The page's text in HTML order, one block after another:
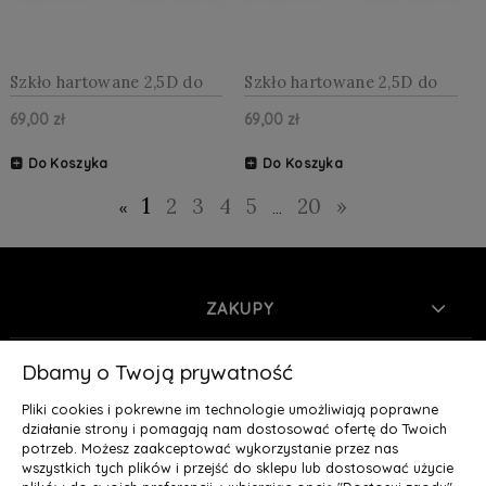
Szkło hartowane 2,5D do
Google Pixel 7 5G
69,00 zł
Do Koszyka
Szkło hartowane 2,5D do
Google Pixel 8
69,00 zł
Do Koszyka
« 1 2 3 4 5 20 »
ZAKUPY
INFORMACJE
MOJE KONTO
O NAS
Dbamy o Twoją prywatność
Pliki cookies i pokrewne im technologie umożliwiają poprawne
działanie strony i pomagają nam dostosować ofertę do Twoich
potrzeb. Możesz zaakceptować wykorzystanie przez nas
wszystkich tych plików i przejść do sklepu lub dostosować użycie